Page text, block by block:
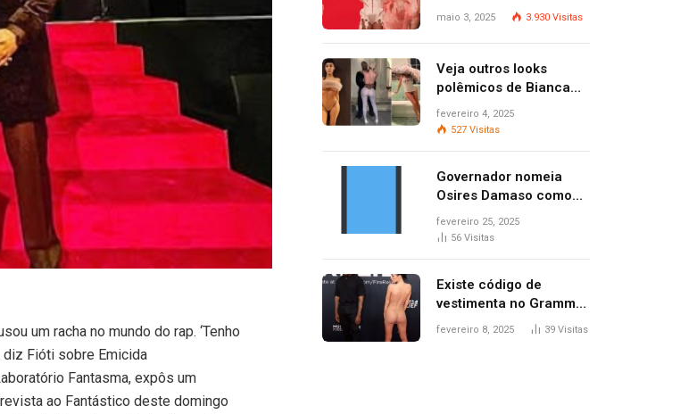
um racha no mundo do rap. ‘Tenho
diz Fióti sobre Emicida
Fantasma, expôs um
ao Fantástico deste domingo
para o show de Lady
maio 3, 2025 3.930 Visitas
Veja outros looks
polêmicos de Bianca
Censori, esposa de
Kanye West que
fevereiro 4, 2025
527 Visitas
Governador nomeia
Osires Damaso como
presidente do Ruraltins
fevereiro 25, 2025
56 Visitas
Existe código de
vestimenta no Grammy?
Questionamento surgiu
fevereiro 8, 2025 39 Visitas